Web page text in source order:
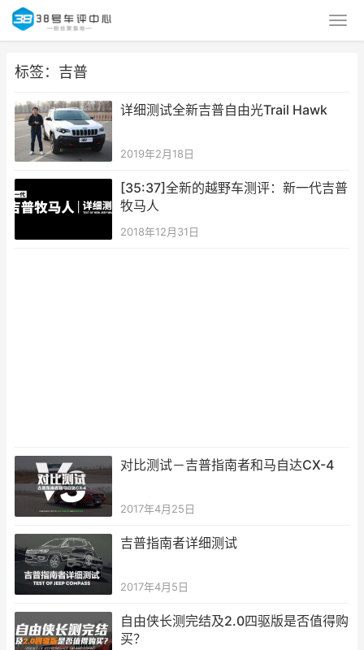
标签：吉普
详细测试全新吉普自由光Trail Hawk
2019年2月18日
[35:37]全新的越野车测评：新一代吉普
牧马人
2018年12月31日
对比测试－吉普指南者和马自达CX-4
2017年4月25日
吉普指南者详细测试
2017年4月5日
自由侠长测完结及2.0四驱版是否值得购
买？